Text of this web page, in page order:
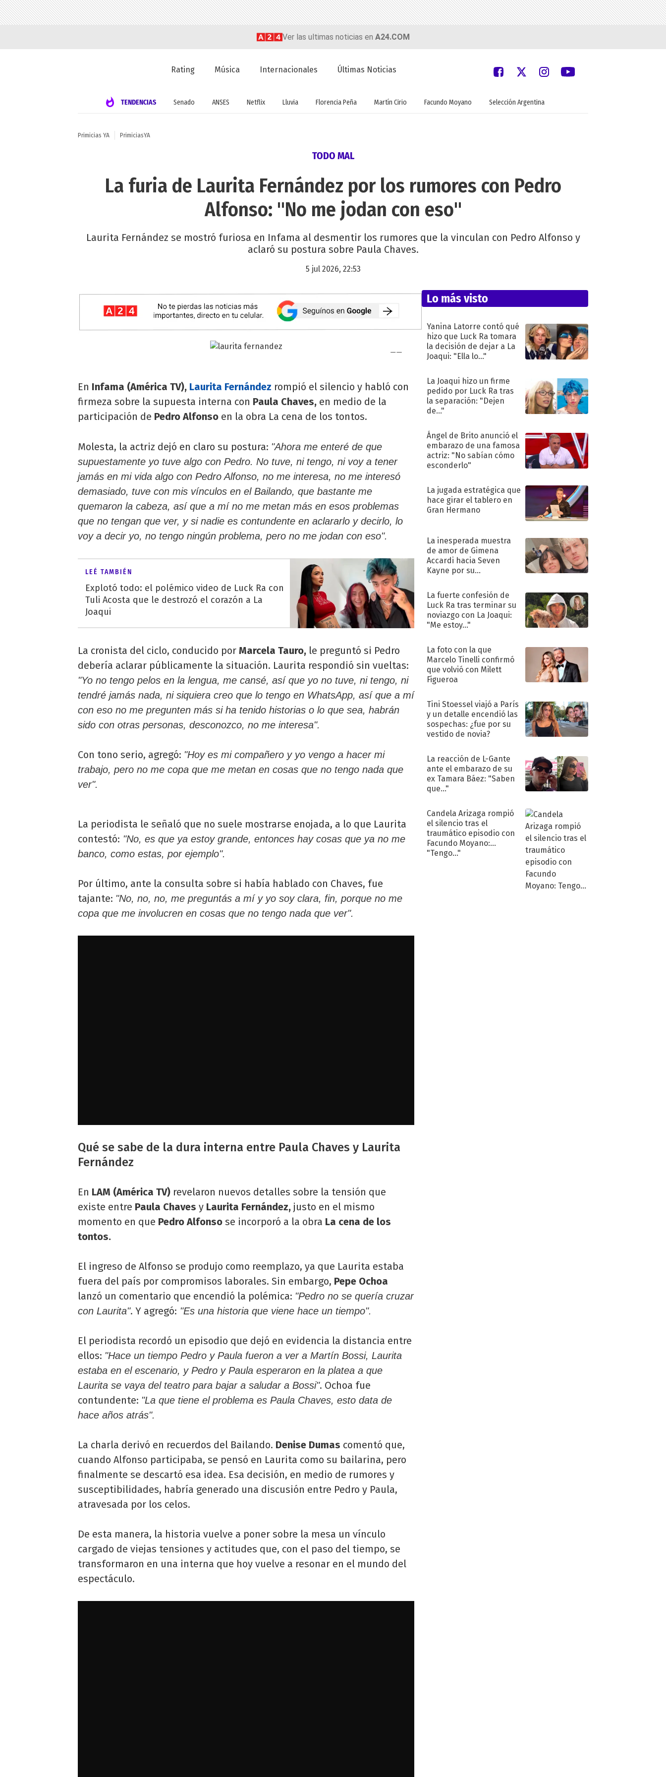
Ver las ultimas noticias en A24.COM
Rating Música Internacionales Últimas Noticias
TENDENCIAS Senado ANSES Netflix Lluvia Florencia Peña Martín Cirio Facundo Moyano Selección Argentina
Primicias YA PrimiciasYA
TODO MAL
La furia de Laurita Fernández por los rumores con Pedro
Alfonso: "No me jodan con eso"
Laurita Fernández se mostró furiosa en Infama al desmentir los rumores que la vinculan con Pedro Alfonso y
aclaró su postura sobre Paula Chaves.
5 jul 2026, 22:53
En Infama (América TV), Laurita Fernández rompió el silencio y habló con
firmeza sobre la supuesta interna con Paula Chaves, en medio de la
participación de Pedro Alfonso en la obra La cena de los tontos.
Molesta, la actriz dejó en claro su postura: "Ahora me enteré de que
supuestamente yo tuve algo con Pedro. No tuve, ni tengo, ni voy a tener
jamás en mi vida algo con Pedro Alfonso, no me interesa, no me interesó
demasiado, tuve con mis vínculos en el Bailando, que bastante me
quemaron la cabeza, así que a mí no me metan más en esos problemas
que no tengan que ver, y si nadie es contundente en aclararlo y decirlo, lo
voy a decir yo, no tengo ningún problema, pero no me jodan con eso".
LEÉ TAMBIÉN
Explotó todo: el polémico video de Luck Ra con
Tuli Acosta que le destrozó el corazón a La
Joaqui
La cronista del ciclo, conducido por Marcela Tauro, le preguntó si Pedro
debería aclarar públicamente la situación. Laurita respondió sin vueltas:
"Yo no tengo pelos en la lengua, me cansé, así que yo no tuve, ni tengo, ni
tendré jamás nada, ni siquiera creo que lo tengo en WhatsApp, así que a mí
con eso no me pregunten más si ha tenido historias o lo que sea, habrán
sido con otras personas, desconozco, no me interesa".
Con tono serio, agregó: "Hoy es mi compañero y yo vengo a hacer mi
trabajo, pero no me copa que me metan en cosas que no tengo nada que
ver".
La periodista le señaló que no suele mostrarse enojada, a lo que Laurita
contestó: "No, es que ya estoy grande, entonces hay cosas que ya no me
banco, como estas, por ejemplo".
Por último, ante la consulta sobre si había hablado con Chaves, fue
tajante: "No, no, no, me preguntás a mí y yo soy clara, fin, porque no me
copa que me involucren en cosas que no tengo nada que ver".
Qué se sabe de la dura interna entre Paula Chaves y Laurita
Fernández
En LAM (América TV) revelaron nuevos detalles sobre la tensión que
existe entre Paula Chaves y Laurita Fernández, justo en el mismo
momento en que Pedro Alfonso se incorporó a la obra La cena de los
tontos.
El ingreso de Alfonso se produjo como reemplazo, ya que Laurita estaba
fuera del país por compromisos laborales. Sin embargo, Pepe Ochoa
lanzó un comentario que encendió la polémica: "Pedro no se quería cruzar
con Laurita". Y agregó: "Es una historia que viene hace un tiempo".
El periodista recordó un episodio que dejó en evidencia la distancia entre
ellos: "Hace un tiempo Pedro y Paula fueron a ver a Martín Bossi, Laurita
estaba en el escenario, y Pedro y Paula esperaron en la platea a que
Laurita se vaya del teatro para bajar a saludar a Bossi". Ochoa fue
contundente: "La que tiene el problema es Paula Chaves, esto data de
hace años atrás".
La charla derivó en recuerdos del Bailando. Denise Dumas comentó que,
cuando Alfonso participaba, se pensó en Laurita como su bailarina, pero
finalmente se descartó esa idea. Esa decisión, en medio de rumores y
susceptibilidades, habría generado una discusión entre Pedro y Paula,
atravesada por los celos.
De esta manera, la historia vuelve a poner sobre la mesa un vínculo
cargado de viejas tensiones y actitudes que, con el paso del tiempo, se
transformaron en una interna que hoy vuelve a resonar en el mundo del
espectáculo.
Lo más visto
Yanina Latorre contó qué
hizo que Luck Ra tomara
la decisión de dejar a La
Joaqui: "Ella lo..."
La Joaqui hizo un firme
pedido por Luck Ra tras
la separación: "Dejen
de..."
Ángel de Brito anunció el
embarazo de una famosa
actriz: "No sabían cómo
esconderlo"
La jugada estratégica que
hace girar el tablero en
Gran Hermano
La inesperada muestra
de amor de Gimena
Accardi hacia Seven
Kayne por su
La fuerte confesión de
Luck Ra tras terminar su
noviazgo con La Joaqui:
"Me estoy..."
La foto con la que
Marcelo Tinelli confirmó
que volvió con Milett
Figueroa
Tini Stoessel viajó a París
y un detalle encendió las
sospechas: ¿fue por su
vestido de novia?
La reacción de L-Gante
ante el embarazo de su
ex Tamara Báez: "Saben
que..."
Candela Arizaga rompió
el silencio tras el
traumático episodio con
Facundo Moyano:
"Tengo..."